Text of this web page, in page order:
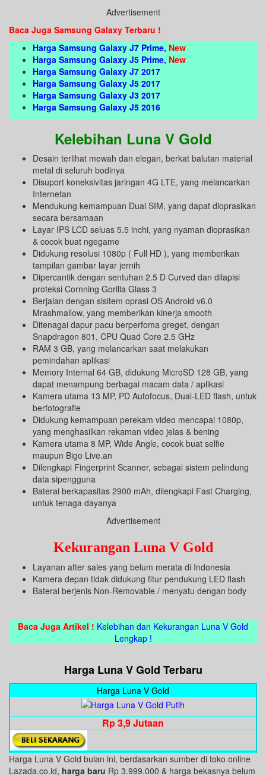
Advertisement
Baca Juga Samsung Galaxy Terbaru !
Harga Samsung Galaxy J7 Prime, New
Harga Samsung Galaxy J5 Prime, New
Harga Samsung Galaxy J7 2017
Harga Samsung Galaxy J5 2017
Harga Samsung Galaxy J3 2017
Harga Samsung Galaxy J5 2016
Kelebihan Luna V Gold
Desain terlihat mewah dan elegan, berkat balutan material
metal di seluruh bodinya
Disuport koneksivitas jaringan 4G LTE, yang melancarkan
Internetan
Mendukung kemampuan Dual SIM, yang dapat dioprasikan
secara bersamaan
Layar IPS LCD seluas 5.5 inchi, yang nyaman dioprasikan
& cocok buat ngegame
Didukung resolusi 1080p ( Full HD ), yang memberikan
tampilan gambar layar jernih
Dipercantik dengan sentuhan 2.5 D Curved dan dilapisi
proteksi Cornning Gorilla Glass 3
Berjalan dengan sisitem oprasi OS Android v6.0
Mrashmallow, yang memberikan kinerja smooth
Ditenagai dapur pacu berperfoma greget, dengan
Snapdragon 801, CPU Quad Core 2.5 GHz
RAM 3 GB, yang melancarkan saat melakukan
pemindahan aplikasi
Memory Internal 64 GB, didukung MicroSD 128 GB, yang
dapat menampung berbagai macam data / aplikasi
Kamera utama 13 MP, PD Autofocus, Dual-LED flash, untuk
berfotografie
Didukung kemampuan perekam video mencapai 1080p,
yang menghasilkan rekaman video jelas & bening
Kamera utama 8 MP, Wide Angle, cocok buat selfie
maupun Bigo Live.an
Dilengkapi Fingerprint Scanner, sebagai sistem pelindung
data sipengguna
Baterai berkapasitas 2900 mAh, dilengkapi Fast Charging,
untuk tenaga dayanya
Advertisement
Kekurangan Luna V Gold
Layanan after sales yang belum merata di Indonesia
Kamera depan tidak didukung fitur pendukung LED flash
Baterai berjenis Non-Removable / menyatu dengan body
Baca Juga Artikel ! Kelebihan dan Kekurangan Luna V Gold
Lengkap !
Harga Luna V Gold Terbaru
Harga Luna V Gold
Rp 3,9 Jutaan
Harga Luna V Gold bulan ini, berdasarkan sumber di toko online
Lazada.co.id, harga baru Rp 3.999.000 & harga bekasnya belum